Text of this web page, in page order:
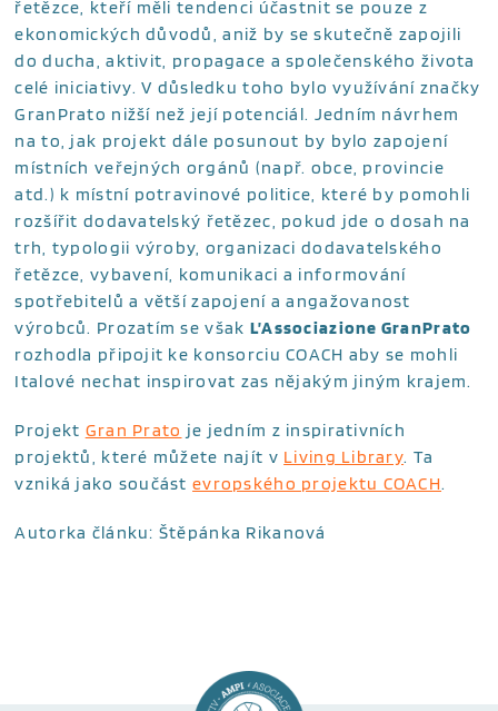
řetězce, kteří měli tendenci účastnit se pouze z
ekonomických důvodů, aniž by se skutečně zapojili
do ducha, aktivit, propagace a společenského života
celé iniciativy. V důsledku toho bylo využívání značky
GranPrato nižší než její potenciál. Jedním návrhem
na to, jak projekt dále posunout by bylo zapojení
místních veřejných orgánů (např. obce, provincie
atd.) k místní potravinové politice, které by pomohli
rozšířit dodavatelský řetězec, pokud jde o dosah na
trh, typologii výroby, organizaci dodavatelského
řetězce, vybavení, komunikaci a informování
spotřebitelů a větší zapojení a angažovanost
výrobců. Prozatím se však L’Associazione GranPrato
rozhodla připojit ke konsorciu COACH aby se mohli
Italové nechat inspirovat zas nějakým jiným krajem.
Projekt Gran Prato je jedním z inspirativních
projektů, které můžete najít v Living Library. Ta
vzniká jako součástevropského projektu COACH.
Autorka článku: Štěpánka Rikanová